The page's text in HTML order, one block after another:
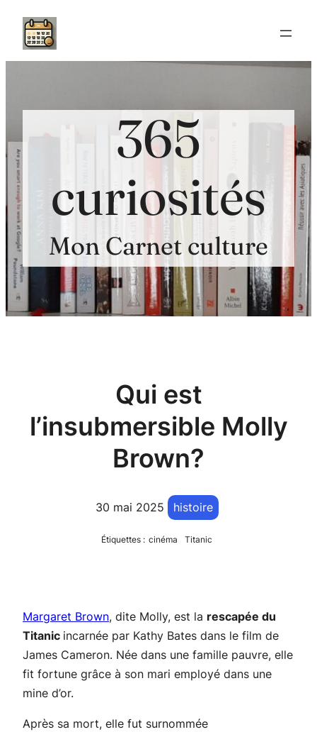
Aller
contenu
365
curiosités
Mon Carnet culture
Qui est
l’insubmersible Molly
Brown?
30 mai 2025 histoire
Étiquettes : cinéma Titanic
Margaret Brown, dite Molly, est la rescapée du
Titanic incarnée par Kathy Bates dans le film de
James Cameron. Née dans une famille pauvre, elle
fit fortune grâce à son mari employé dans une
mine d’or.
Après sa mort, elle fut surnommée